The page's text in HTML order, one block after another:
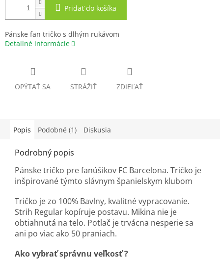
Pridať do košíka
Pánske fan tričko s dlhým rukávom
Detailné informácie
OPÝTAŤ SA STRÁŽIŤ ZDIEĽAŤ
Popis Podobné (1) Diskusia
Podrobný popis
Pánske tričko pre fanúšikov FC Barcelona. Tričko je
inšpirované týmto slávnym španielskym klubom
Tričko je zo 100% Bavlny, kvalitné vypracovanie.
Strih Regular kopíruje postavu. Mikina nie je
obtiahnutá na telo. Potlač je trvácna nesperie sa
ani po viac ako 50 praniach.
Ako vybrať správnu veľkosť ?